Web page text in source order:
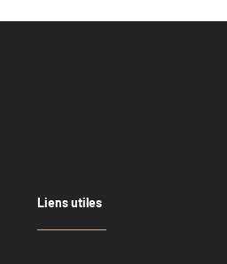
Liens utiles